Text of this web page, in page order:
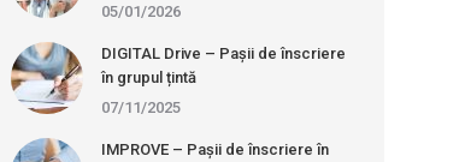
05/01/2026
DIGITAL Drive – Pașii de înscriere
în grupul țintă
07/11/2025
IMPROVE – Pașii de înscriere în